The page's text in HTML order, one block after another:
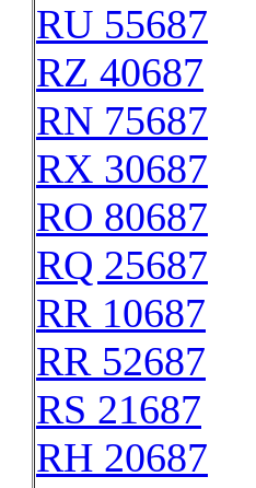
RU 55687
RZ 40687
RN 75687
RX 30687
RO 80687
RQ 25687
RR 10687
RR 52687
RS 21687
RH 20687